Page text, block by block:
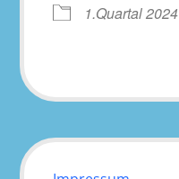
1.Quartal 2024